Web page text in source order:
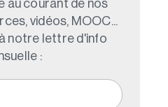
au courant de nos
vidéos, MOOC...
notre lettre d'info
: